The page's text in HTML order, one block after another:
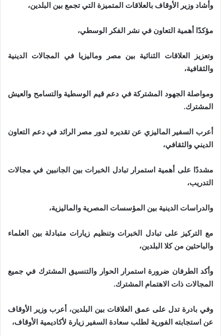
وأشاد وزير الأوقاف بالعلاقات المتميزة التي تجمع بين البلدين،
مؤكدًا أهمية التعاون في نشر الفكر الوسطي،
وتعزيز العلاقات الثنائية بين مصر وماليزيا في المجالات الدينية
والثقافية،
ومواصلة الجهود المشتركة في دعم قيم الوسطية والتسامح والعيش
المشترك.
أعرب السفير الماليزي عن تقديره لدور مصر الرائد في دعم التعاون
الديني والثقافي،
مشددًا على أهمية استمرار تبادل الخبرات بين الجانبين في مجالات
التدريب،
والدراسات الدينية بين المؤسسات المصرية والماليزية،
مع التركيز على تبادل الخبرات وتنظيم زيارات متبادلة بين العلماء
والباحثين من كلا البلدين،
وأكد الطرفان ضرورة استمرار الحوار والتنسيق المشترك في جميع
المجالات ذات الاهتمام المشترك.
وفي بادرة تدل على عمق العلاقات بين البلدين، أعرب وزير الأوقاف
عن استجابته الفورية لطلب سعادة السفير زيارة لأكاديمية الأوقاف،